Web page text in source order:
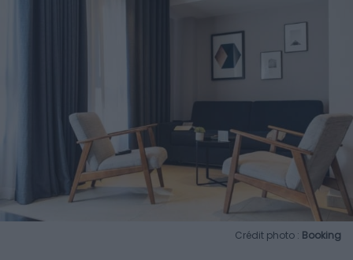
Crédit photo : Booking